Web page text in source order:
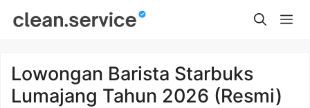
Lowongan Barista Starbuks
Lumajang Tahun 2026 (Resmi)